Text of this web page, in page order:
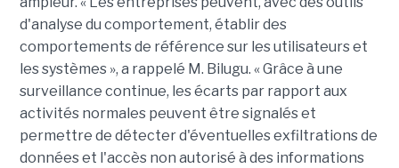
d'analyse du comportement, établir des
comportements de référence sur les utilisateurs et
les systèmes », a rappelé M. Bilugu. « Grâce à une
surveillance continue, les écarts par rapport aux
activités normales peuvent être signalés et
permettre de détecter d'éventuelles exfiltrations de
données et l'accès non autorisé à des informations